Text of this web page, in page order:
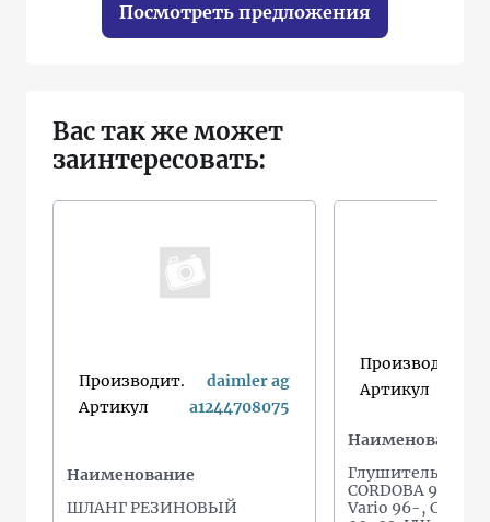
Посмотреть предложения
Вас так же может
заинтересовать:
Производит.
daimler ag
Артикул
a1244708075
Наименование
ШЛАНГ РЕЗИНОВЫЙ
Производит.
Артикул
Наименование
Глушитель задн
CORDOBA 96-99,
Vario 96-,